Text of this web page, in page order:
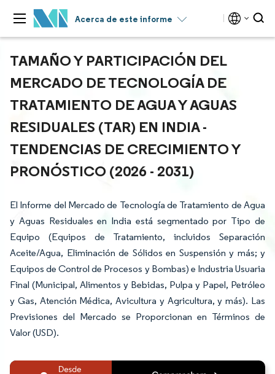
Acerca de este informe
TAMAÑO Y PARTICIPACIÓN DEL
MERCADO DE TECNOLOGÍA DE
TRATAMIENTO DE AGUA Y AGUAS
RESIDUALES (TAR) EN INDIA -
TENDENCIAS DE CRECIMIENTO Y
PRONÓSTICO (2026 - 2031)
El Informe del Mercado de Tecnología de Tratamiento de Agua
y Aguas Residuales en India está segmentado por Tipo de
Equipo (Equipos de Tratamiento, incluidos Separación
Aceite/Agua, Eliminación de Sólidos en Suspensión y más; y
Equipos de Control de Procesos y Bombas) e Industria Usuaria
Final (Municipal, Alimentos y Bebidas, Pulpa y Papel, Petróleo
y Gas, Atención Médica, Avicultura y Agricultura, y más). Las
Previsiones del Mercado se Proporcionan en Términos de
Valor (USD).